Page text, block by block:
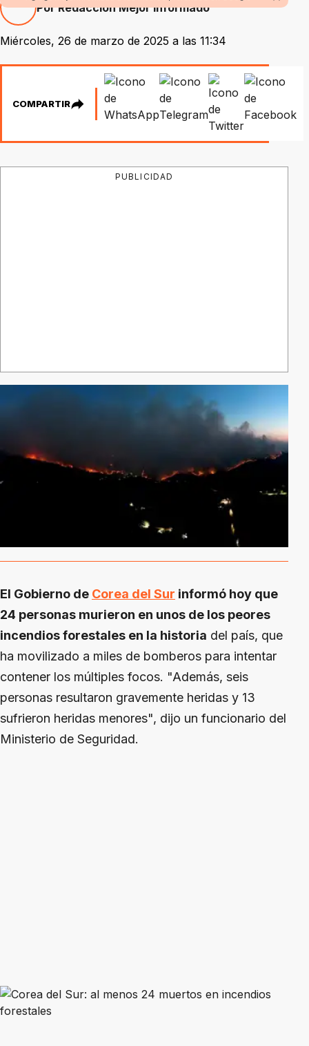
Por Redacción Mejor Informado
Miércoles, 26 de marzo de 2025 a las 11:34
COMPARTIR
PUBLICIDAD
El Gobierno de Corea del Sur informó hoy que
24 personas murieron en unos de los peores
incendios forestales en la historia del país, que
ha movilizado a miles de bomberos para intentar
contener los múltiples focos. "Además, seis
personas resultaron gravemente heridas y 13
sufrieron heridas menores", dijo un funcionario del
Ministerio de Seguridad.